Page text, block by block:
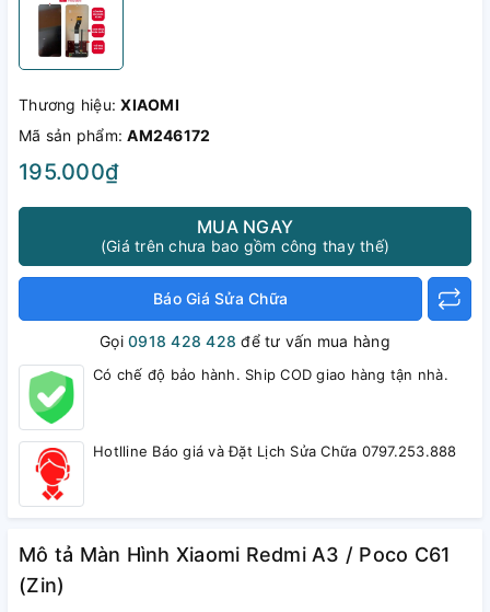
Thương hiệu:XIAOMI
Mã sản phẩm:AM246172
195.000₫
MUA NGAY
(Giá trên chưa bao gồm công thay thế)
Báo Giá Sửa Chữa
Gọi0918 428 428 để tư vấn mua hàng
Có chế độ bảo hành. Ship COD giao hàng tận nhà.
Hotlline Báo giá và Đặt Lịch Sửa Chữa 0797.253.888
Mô tả Màn Hình Xiaomi Redmi A3 / Poco C61
(Zin)